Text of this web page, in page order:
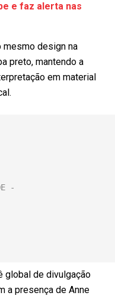
e faz alerta nas
mesmo design na
preto, mantendo a
em material
global de divulgação
a presença de Anne